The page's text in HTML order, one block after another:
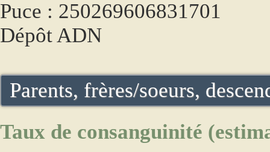
Puce : 250269606831701
Dépôt ADN
Parents, frères/soeurs,
Taux de consanguinité